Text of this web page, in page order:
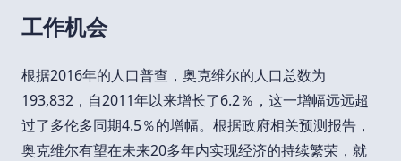
工作机会
根据2016年的人口普查，奥克维尔的人口总数为
193,832，自2011年以来增长了6.2％，这一增幅远远超
过了多伦多同期4.5％的增幅。根据政府相关预测报告，
奥克维尔有望在未来20多年内实现经济的持续繁荣，就